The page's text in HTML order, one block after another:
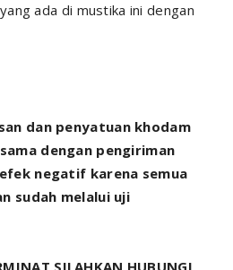
ada di mustika ini dengan
dan penyatuan khodam
dengan pengiriman
negatif karena semua
sudah melalui uji